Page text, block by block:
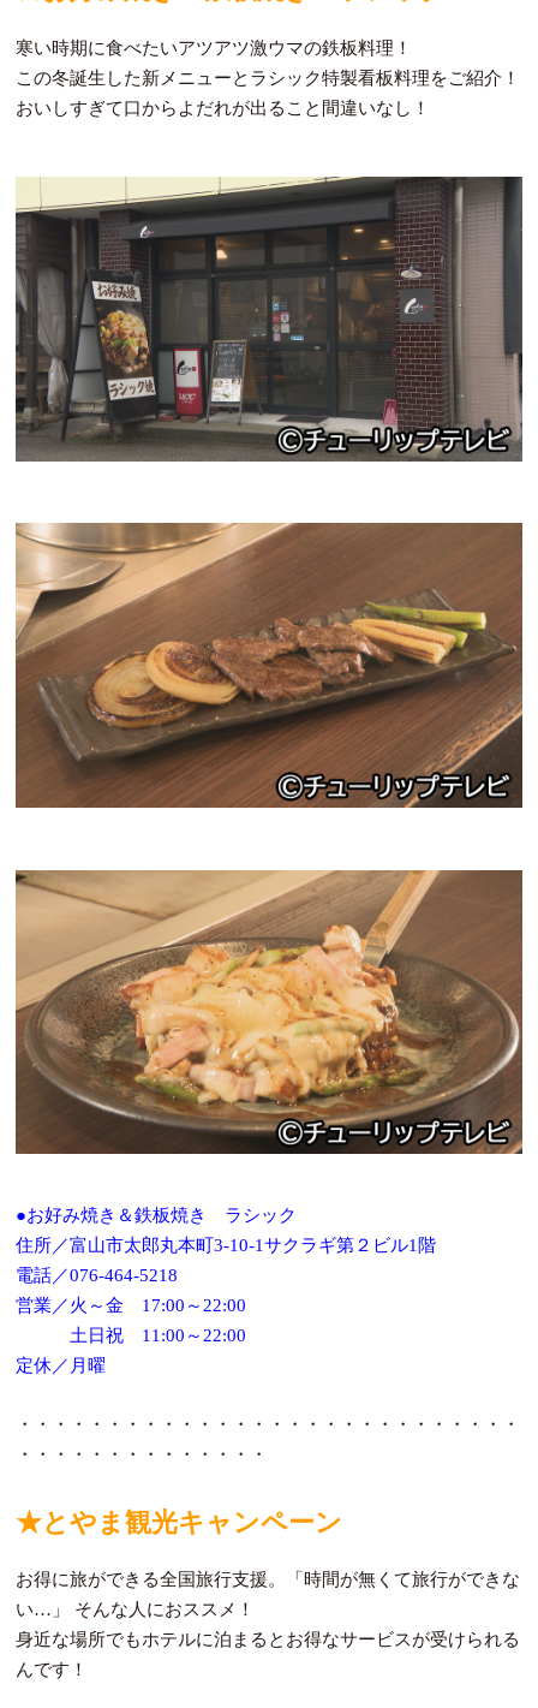
寒い時期に食べたいアツアツ激ウマの鉄板料理！
この冬誕生した新メニューとラシック特製看板料理をご紹介！
おいしすぎて口からよだれが出ること間違いなし！
●お好み焼き＆鉄板焼き ラシック
住所／富山市太郎丸本町3-10-1サクラギ第２ビル1階
電話／076-464-5218
営業／火～金 17:00～22:00
土日祝 11:00～22:00
定休／月曜
・・・・・・・・・・・・・・・・・・・・・・・・・・・・
・・・・・・・・・・・・・・
★とやま観光キャンペーン
お得に旅ができる全国旅行支援。「時間が無くて旅行ができな
い…」 そんな人におススメ！
身近な場所でもホテルに泊まるとお得なサービスが受けられる
んです！